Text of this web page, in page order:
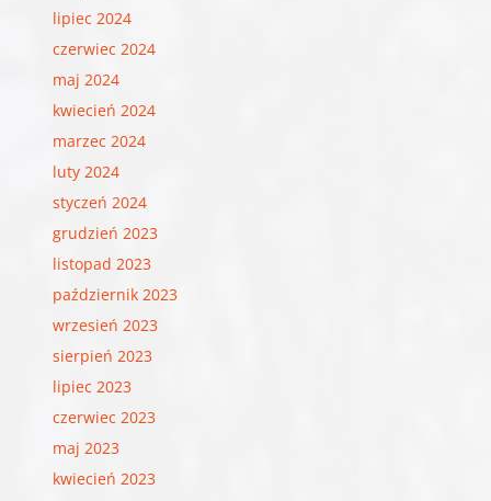
lipiec 2024
czerwiec 2024
maj 2024
kwiecień 2024
marzec 2024
luty 2024
styczeń 2024
grudzień 2023
listopad 2023
październik 2023
wrzesień 2023
sierpień 2023
lipiec 2023
czerwiec 2023
maj 2023
kwiecień 2023